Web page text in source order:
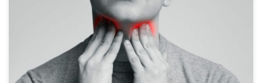
Chociaż zapalanie jointa sprawia wiele przyjemności, to zbyt
dużo tej przyjemności może powodować pewne niedogodności.
Jedną z wielu takich nieprzyjemnych rzecze, o których wiedzą
palacze trawki, jest ból gardła po paleniu. Istnieją różne przyczyny
tego krótkotrwałego, ale irytującego zjawiska. I na szczęście
istnieje wiele sposobów, aby złagodzić dyskomfort, gdy tylko […]